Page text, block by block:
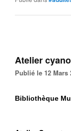
Atelier
Publié le 12 Mars
Bibliothèque